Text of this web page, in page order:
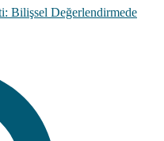
Bilişsel Değerlendirmede